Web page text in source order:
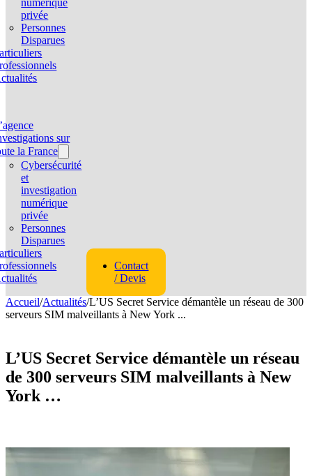
numérique
privée
Personnes
Disparues
sur
la France
Cybersécurité
et
investigation
numérique
privée
Personnes
Disparues
Contact
/ Devis
Accueil/Actualités/L’US Secret Service démantèle un réseau de 300
serveurs SIM malveillants à New York ...
L’US Secret Service démantèle un réseau
de 300 serveurs SIM malveillants à New
York …